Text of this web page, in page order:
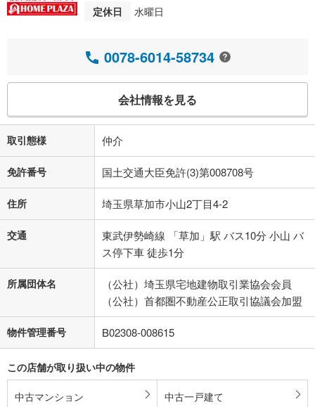
定休日 水曜日
0078-6014-58734
会社情報を見る
取引態様 仲介
免許番号 国土交通大臣免許(3)第008708号
住所 埼玉県草加市小山2丁目4-2
交通
東武伊勢崎線 「草加」駅 バス10分 小山 バ
ス停下車 徒歩1分
所属団体名
（公社）埼玉県宅地建物取引業協会会員
（公社）首都圏不動産公正取引協議会加盟
物件管理番号 B02308-008615
この店舗が取り扱い中の物件
中古マンション 中古一戸建て